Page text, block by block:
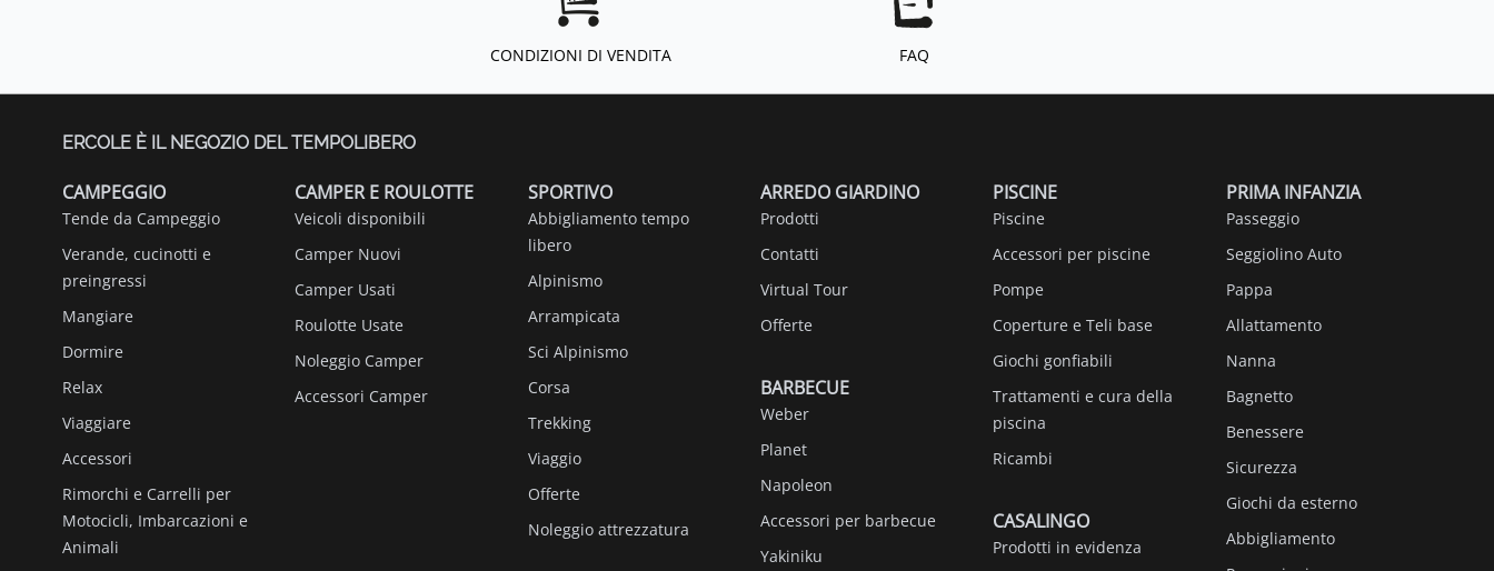
CONDIZIONI DI VENDITA FAQ
ERCOLE È IL NEGOZIO DEL TEMPOLIBERO
CAMPEGGIO
Tende da Campeggio
Verande, cucinotti e
preingressi
Mangiare
Dormire
Relax
Viaggiare
Accessori
Rimorchi e Carrelli per
Motocicli, Imbarcazioni e
Animali
CAMPER E ROULOTTE
Veicoli disponibili
Camper Nuovi
Camper Usati
Roulotte Usate
Noleggio Camper
Accessori Camper
SPORTIVO
Abbigliamento tempo
libero
Alpinismo
Arrampicata
Sci Alpinismo
Corsa
Trekking
Viaggio
Offerte
Noleggio attrezzatura
ARREDO GIARDINO
Prodotti
Contatti
Virtual Tour
Offerte
BARBECUE
Weber
Planet
Napoleon
Accessori per barbecue
Yakiniku
PISCINE
Piscine
Accessori per piscine
Pompe
Coperture e Teli base
Giochi gonfiabili
Trattamenti e cura della
piscina
Ricambi
CASALINGO
Prodotti in evidenza
PRIMA INFANZIA
Passeggio
Seggiolino Auto
Pappa
Allattamento
Nanna
Bagnetto
Benessere
Sicurezza
Giochi da esterno
Abbigliamento